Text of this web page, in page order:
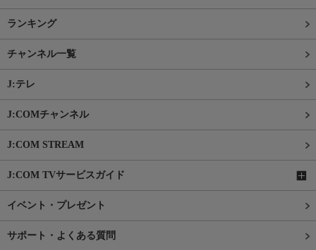
ランキング
チャンネル一覧
J:テレ
J:COMチャンネル
J:COM STREAM
J:COM TVサービスガイド
イベント・プレゼント
サポート・よくある質問